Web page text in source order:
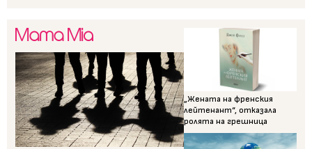
„Жената на френския
лейтенант“, отказала
ролята на грешница